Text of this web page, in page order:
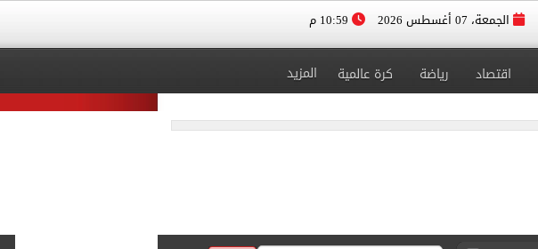
الجمعة، 07 أغسطس 2026
اقتصاد رياضة كرة عالمية المزيد